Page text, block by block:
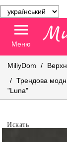
Меню
MiliyDom
Трендова
"Luna"